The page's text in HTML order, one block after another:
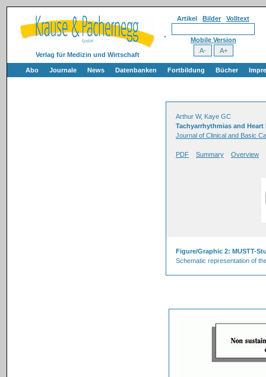
Verlag für Medizin und Wirtschaft
Artikel Bilder Volltext
Mobile Version
Abo Journale News Datenbanken Fortbildung Bücher
Arthur W, Kaye GC
Tachyarrhythmias and Heart
Journal of Clinical and Basic
PDF Summary Overview
Figure/Graphic 2: MUSTT-
Schematic representation of